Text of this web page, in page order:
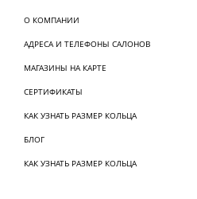
О КОМПАНИИ
АДРЕСА И ТЕЛЕФОНЫ САЛОНОВ
МАГАЗИНЫ НА КАРТЕ
СЕРТИФИКАТЫ
КАК УЗНАТЬ РАЗМЕР КОЛЬЦА
БЛОГ
КАК УЗНАТЬ РАЗМЕР КОЛЬЦА